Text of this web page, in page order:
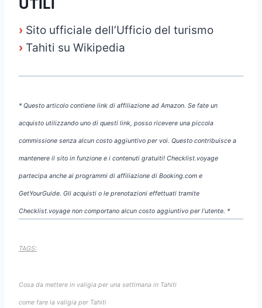
UTILI
› Sito ufficiale dell’Ufficio del turismo
› Tahiti su Wikipedia
* Questo articolo contiene link di affiliazione ad Amazon. Se fate un
acquisto utilizzando uno di questi link, posso ricevere una piccola
commissione senza alcun costo aggiuntivo per voi. Questo contribuisce a
mantenere il sito in funzione e i contenuti gratuiti! Checklist.voyage
partecipa anche ai programmi di affiliazione di Booking.com e
GetYourGuide. Gli acquisti o le prenotazioni effettuati tramite
Checklist.voyage non comportano alcun costo aggiuntivo per l’utente. *
TAGS:
Cosa da mettere in valigia per una settimana in Tahiti
come fare la valigia per Tahiti